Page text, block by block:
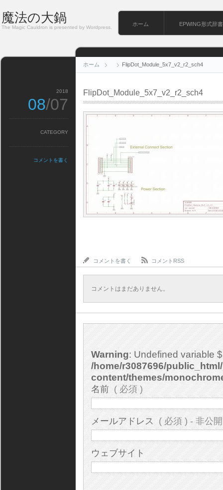
魔法の大鍋
The Magic Cauldron is presented by Wordpress.
ホーム EPWING形式辞書
ホーム FlipDot_Module_5x7_v2_r2_sch4
FlipDot_Module_5x7_v2_r2_sch4
2018
08/07
CATEGORY
コメントを書く
コメントを書く コメントRSS
コメントはまだありません。
Warning : Undefined variable
/home/r3087696/
content/themes/
名前 ( 必須 )
メールアドレス ( 必須 ) - 非公
ウェブサイト